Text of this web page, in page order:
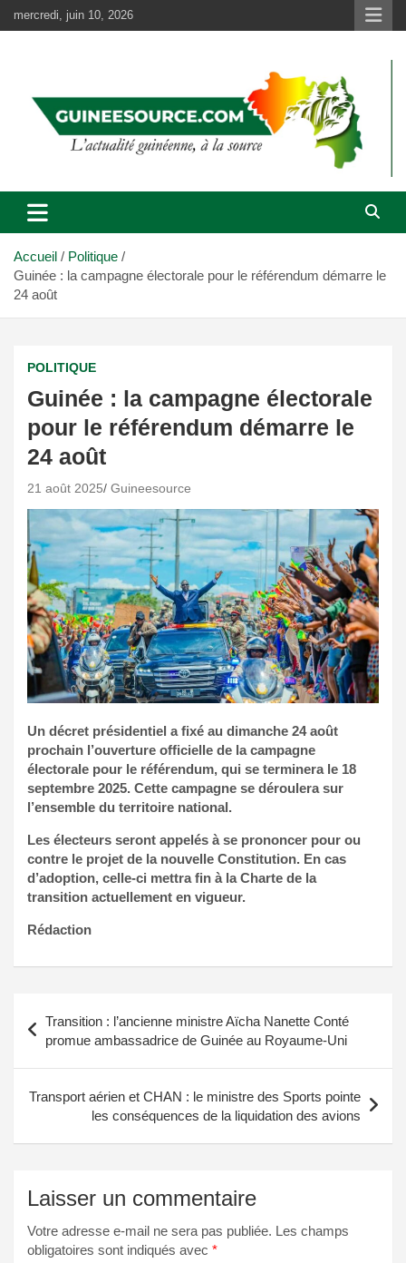
au
mercredi, juin 10, 2026
Accueil
Politique
Guinée : la campagne électorale pour le référendum démarre le
24 août
POLITIQUE
Guinée : la campagne électorale
pour le référendum démarre le
24 août
21 août 2025 Guineesource
Un décret présidentiel a fixé au dimanche 24 août
prochain l’ouverture officielle de la campagne
électorale pour le référendum, qui se terminera le 18
septembre 2025. Cette campagne se déroulera sur
l’ensemble du territoire national.
Les électeurs seront appelés à se prononcer pour ou
contre le projet de la nouvelle Constitution. En cas
d’adoption, celle-ci mettra fin à la Charte de la
transition actuellement en vigueur.
Rédaction
de
l’article
Transition : l’ancienne ministre Aïcha Nanette Conté
promue ambassadrice de Guinée au Royaume-Uni
Transport aérien et CHAN : le ministre des Sports pointe
les conséquences de la liquidation des avions
Laisser un commentaire
Votre adresse e-mail ne sera pas publiée. Les champs
obligatoires sont indiqués avec *